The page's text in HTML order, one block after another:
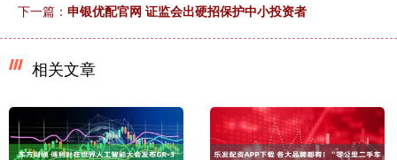
下一篇： 申银优配官网 证监会出硬招保护中小投资者
相关文章